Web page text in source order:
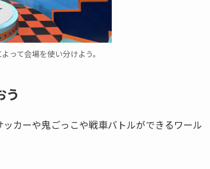
って会場を使い分けよう。
う
カーや鬼ごっこや戦車バトルができるワール